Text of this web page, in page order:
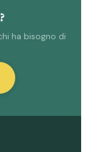
ha bisogno di